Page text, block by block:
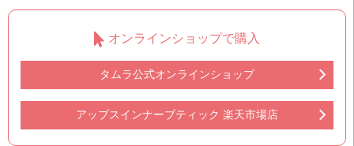
オンラインショップで購入
タムラ公式オンラインショップ
アップスインナーブティック 楽天市場店